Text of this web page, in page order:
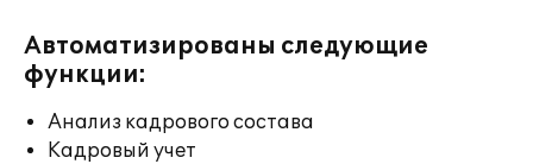
Автоматизированы следующие
функции:
Анализ кадрового состава
Кадровый учет